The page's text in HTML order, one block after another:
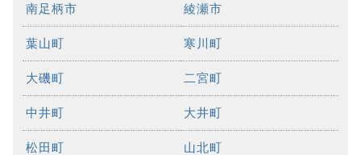
南足柄市 綾瀬市
葉山町 寒川町
大磯町 二宮町
中井町 大井町
松田町 山北町